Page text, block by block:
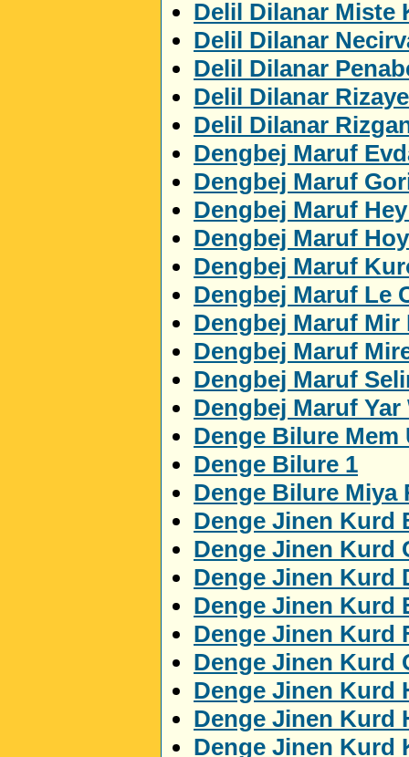
Delil Dilanar Miste
Delil Dilanar
Delil Dilanar
Delil Dilanar
Delil Dilanar
Dengbej Maruf
Dengbej Maruf
Dengbej Maruf
Dengbej Maruf
Dengbej Maruf
Dengbej Maruf Le
Dengbej Maruf Mir
Dengbej Maruf
Dengbej Maruf
Dengbej Maruf Yar
Denge Bilure Mem
Denge Bilure 1
Denge Bilure Miya
Denge Jinen Kurd
Denge Jinen Kurd
Denge Jinen Kurd
Denge Jinen Kurd
Denge Jinen Kurd
Denge Jinen Kurd
Denge Jinen Kurd
Denge Jinen Kurd
Denge Jinen Kurd